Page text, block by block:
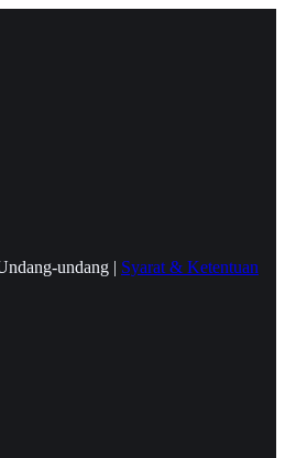
undang | Syarat & Ketentuan